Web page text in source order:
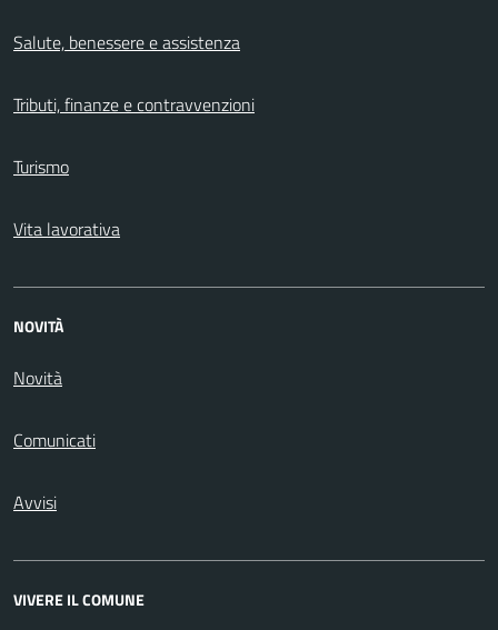
Salute, benessere e assistenza
Tributi, finanze e contravvenzioni
Turismo
Vita lavorativa
NOVITÀ
Novità
Comunicati
Avvisi
VIVERE IL COMUNE